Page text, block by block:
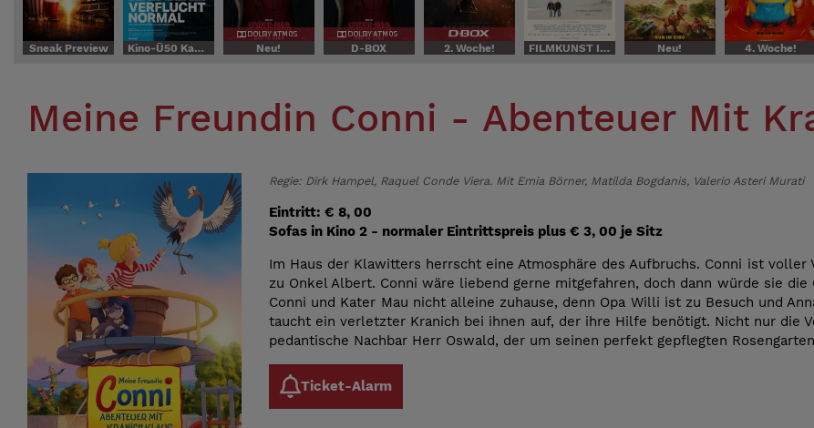
Sneak Preview Kino-Ü50 Kaffee, Kuchen, Kino Neu! D-BOX 2. Woche! FILMKUNST IN WINTERBERG Neu! 4. Woche!
Meine Freundin Conni - Abenteuer Mit
Regie: Dirk Hampel, Raquel Conde Viera. Mit Emia Börner, Matilda Bogdanis, Valerio Asteri Murati
Eintritt: € 8, 00
Sofas in Kino 2 - normaler Eintrittspreis plus € 3, 00 je Sitz
Im Haus der Klawitters herrscht eine Atmosphäre des Aufbruchs. Conni ist
zu Onkel Albert. Conni wäre liebend gerne mitgefahren, doch dann würde sie
Conni und Kater Mau nicht alleine zuhause, denn Opa Willi ist zu Besuch und
taucht ein verletzter Kranich bei ihnen auf, der ihre Hilfe benötigt. Nicht nur die
pedantische Nachbar Herr Oswald, der um seinen perfekt gepflegten
Ticket-Alarm